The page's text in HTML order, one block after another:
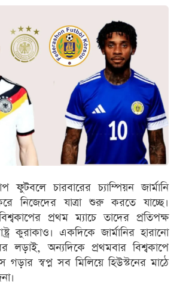
ফুটবলে চারবারের চ্যাম্পিয়ন জার্মানি
নিজেদের যাত্রা শুরু করতে যাচ্ছে।
প্রথম ম্যাচে তাদের প্রতিপক্ষ
কুরাকাও। একদিকে জার্মানির হারানো
লড়াই, অন্যদিকে প্রথমবার বিশ্বকাপে
গড়ার স্বপ্ন সব মিলিয়ে হিউস্টনের মাঠে